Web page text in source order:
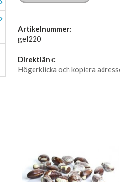
Artikelnummer:
gel220
Direktlänk:
Högerklicka och kopiera